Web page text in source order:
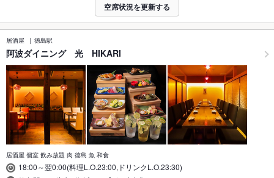
空席状況を更新する
居酒屋 徳島駅
阿波ダイニング 光 HIKARI
居酒屋 個室 飲み放題 肉 徳島 魚 和食
18:00～翌0:00(料理L.O.23:00,ドリンクL.O.23:30)